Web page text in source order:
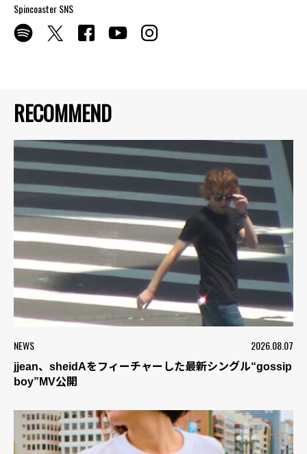
RECOMMEND
NEWS 2026.08.07
jjean、sheidAをフィーチャーした最新シングル“gossip
boy”MV公開
Spincoaster SNS